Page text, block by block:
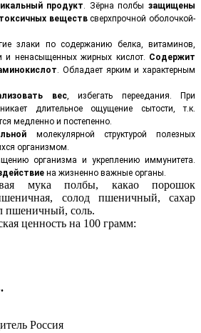
продукт. Зёрна полбызащищены
веществсверхпрочной оболочкой-
злаки по содержанию белка, витаминов,
и ненасыщенных жирных кислот. Содержит
. Обладает ярким и характерным
вес, избегать переедания. При
длительное ощущение сытости, т.к.
медленно и постепенно.
молекулярной структурой полезных
организмом.
организма и укреплению иммунитета.
на жизненно важные органы.
мука полбы, какао порошок
солод пшеничный, сахар
пшеничный, соль.
ценность на 100 грамм:
Россия